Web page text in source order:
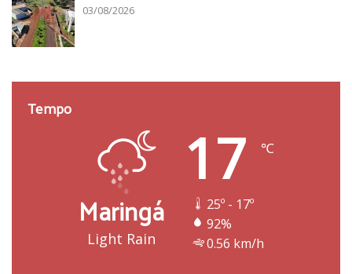
03/08/2026
Tempo
Maringá
Light Rain
17 ℃
25º - 17º
92%
0.56 km/h